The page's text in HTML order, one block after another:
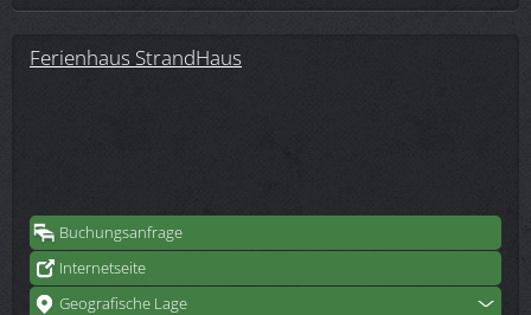
Ferienhaus StrandHaus
Buchungsanfrage
Internetseite
Geografische Lage